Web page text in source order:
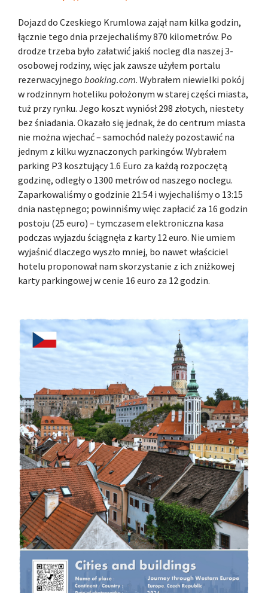
Dojazd do Czeskiego Krumlowa zajął nam kilka godzin,
łącznie tego dnia przejechaliśmy 870 kilometrów. Po
drodze trzeba było załatwić jakiś nocleg dla naszej 3-
osobowej rodziny, więc jak zawsze użyłem portalu
rezerwacyjnego booking.com. Wybrałem niewielki pokój
w rodzinnym hoteliku położonym w starej części miasta,
tuż przy rynku. Jego koszt wyniósł 298 złotych, niestety
bez śniadania. Okazało się jednak, że do centrum miasta
nie można wjechać – samochód należy pozostawić na
jednym z kilku wyznaczonych parkingów. Wybrałem
parking P3 kosztujący 1.6 Euro za każdą rozpoczętą
godzinę, odległy o 1300 metrów od naszego noclegu.
Zaparkowaliśmy o godzinie 21:54 i wyjechaliśmy o 13:15
dnia następnego; powinniśmy więc zapłacić za 16 godzin
postoju (25 euro) – tymczasem elektroniczna kasa
podczas wyjazdu ściągnęła z karty 12 euro. Nie umiem
wyjaśnić dlaczego wyszło mniej, bo nawet właściciel
hotelu proponował nam skorzystanie z ich zniżkowej
karty parkingowej w cenie 16 euro za 12 godzin.